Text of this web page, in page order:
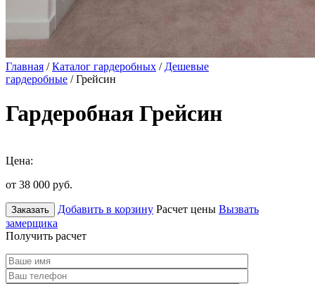
Главная /Каталог гардеробных / Дешевые
гардеробные / Грейсин
Гардеробная Грейсин
Цена:
от 38 000 руб.
Заказать Добавить в корзину Расчет цены Вызвать
замерщика
Получить расчет